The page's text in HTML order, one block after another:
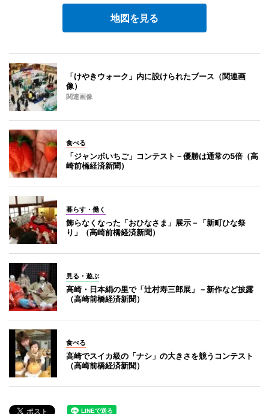
地図を見る
「けやきウォーク」内に設けられたブース（関連画
像）
関連画像
食べる
「ジャンボいちご」コンテスト－優勝は通常の5倍（高
崎前橋経済新聞）
暮らす・働く
飾らなくなった「おひなさま」展示－「新町ひな祭
り」（高崎前橋経済新聞）
見る・遊ぶ
高崎・日本絹の里で「辻村寿三郎展」－新作など披露
（高崎前橋経済新聞）
食べる
高崎でスイカ級の「ナシ」の大きさを競うコンテスト
（高崎前橋経済新聞）